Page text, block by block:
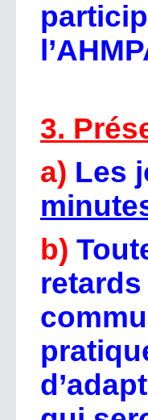
3.
a) Les
b)